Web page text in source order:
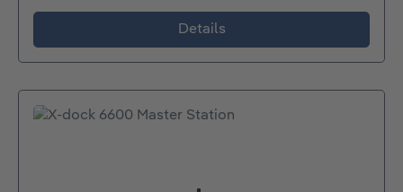
Details